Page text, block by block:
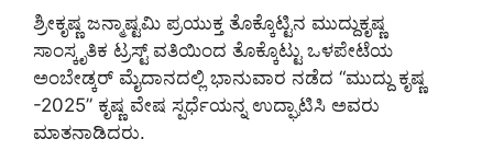
ಶ್ರೀಕೃಷ್ಣ ಜನ್ಮಾಷ್ಟಮಿ ಪ್ರಯುಕ್ತ ತೊಕ್ಕೊಟ್ಟಿನ ಮುದ್ದುಕೃಷ್ಣ
ಸಾಂಸ್ಕೃತಿಕ ಟ್ರಸ್ಟ್ ವತಿಯಿಂದ ತೊಕ್ಕೊಟ್ಟು ಒಳಪೇಟೆಯ
ಅಂಬೇಡ್ಕರ್ ಮೈದಾನದಲ್ಲಿ ಭಾನುವಾರ ನಡೆದ “ಮುದ್ದು ಕೃಷ್ಣ
-2025” ಕೃಷ್ಣ ವೇಷ ಸ್ಪರ್ಧೆಯನ್ನ ಉದ್ಘಾಟಿಸಿ ಅವರು
ಮಾತನಾಡಿದರು.